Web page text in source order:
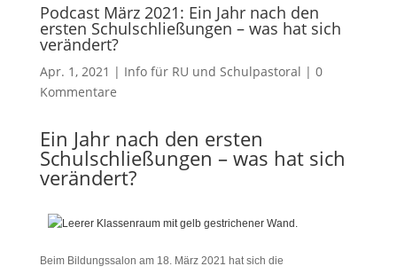
Podcast März 2021: Ein Jahr nach den
ersten Schulschließungen – was hat sich
verändert?
Apr. 1, 2021 | Info für RU und Schulpastoral | 0
Kommentare
Ein Jahr nach den ersten
Schulschließungen – was hat sich
verändert?
Beim Bildungssalon am 18. März 2021 hat sich die